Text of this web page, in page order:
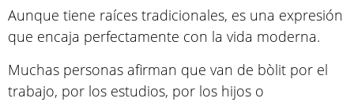
Aunque tiene raíces tradicionales, es una expresión
que encaja perfectamente con la vida moderna.
Muchas personas afirman que van de bòlit por el
trabajo, por los estudios, por los hijos o